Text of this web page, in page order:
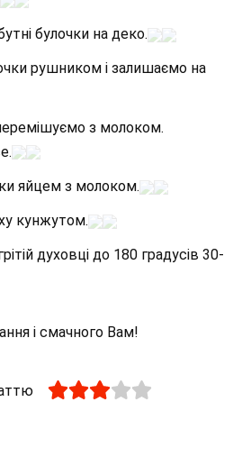
булочки на деко.
рушником і залишаємо на
з молоком.
яйцем з молоком.
кунжутом.
духовці до 180 градусів 30-
і смачного Вам!